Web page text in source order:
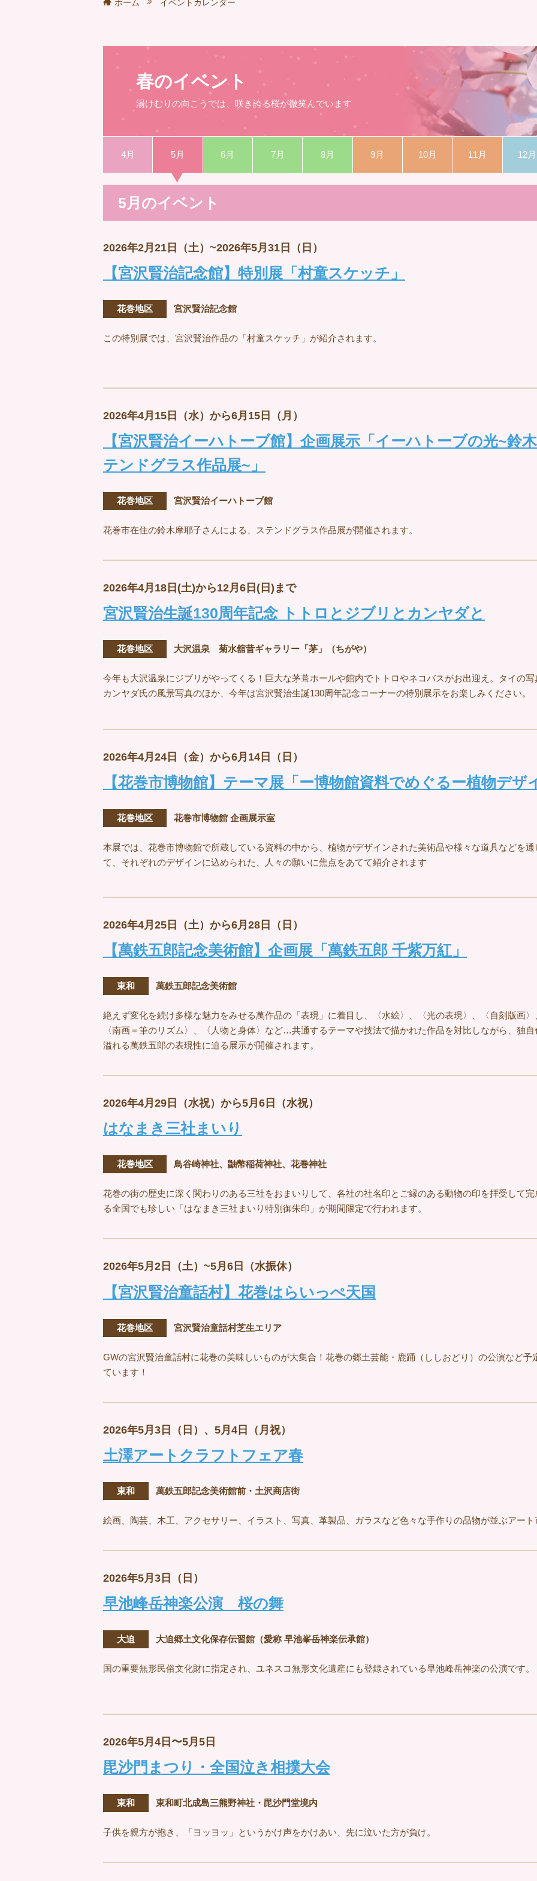
ホーム イベントカレンダー
春のイベント
湯けむりの向こうでは、咲き誇る桜が微笑んでいます
4月 5月 6月 7月 8月 9月 10月 11月 12月
5月のイベント
2026年2月21日（土）~2026年5月31日（日）
【宮沢賢治記念館】特別展「村童スケッチ」
花巻地区 宮沢賢治記念館
この特別展では、宮沢賢治作品の「村童スケッチ」が紹介されます。
2026年4月15日（水）から6月15日（月）
【宮沢賢治イーハトーブ館】企画展示「イーハトーブの光~鈴
テンドグラス作品展~」
花巻地区 宮沢賢治イーハトーブ館
花巻市在住の鈴木摩耶子さんによる、ステンドグラス作品展が開催されます。
2026年4月18日(土)から12月6日(日)まで
宮沢賢治生誕130周年記念 トトロとジブリとカンヤダと
花巻地区 大沢温泉 菊水舘昔ギャラリー「茅」（ちがや）
今年も大沢温泉にジブリがやってくる！巨大な茅葺ホールや館内でトトロやネコバスがお出迎え。タイの写
カンヤダ氏の風景写真のほか、今年は宮沢賢治生誕130周年記念コーナーの特別展示をお楽しみください。
2026年4月24日（金）から6月14日（日）
【花巻市博物館】テーマ展「ー博物館資料でめぐるー植物デザ
花巻地区 花巻市博物館 企画展示室
本展では、花巻市博物館で所蔵している資料の中から、植物がデザインされた美術品や様々な道具などを通
て、それぞれのデザインに込められた、人々の願いに焦点をあてて紹介されます
2026年4月25日（土）から6月28日（日）
【萬鉄五郎記念美術館】企画展「萬鉄五郎 千紫万紅」
東和 萬鉄五郎記念美術館
絶えず変化を続け多様な魅力をみせる萬作品の「表現」に着目し、〈水絵〉、〈光の表現〉、〈自刻版画〉
〈南画＝筆のリズム〉、〈人物と身体〉など…共通するテーマや技法で描かれた作品を対比しながら、独自
溢れる萬鉄五郎の表現性に迫る展示が開催されます。
2026年4月29日（水祝）から5月6日（水祝）
はなまき三社まいり
花巻地区 鳥谷崎神社、鼬幣稲荷神社、花巻神社
花巻の街の歴史に深く関わりのある三社をおまいりして、各社の社名印とご縁のある動物の印を拝受して完
る全国でも珍しい「はなまき三社まいり特別御朱印」が期間限定で行われます。
2026年5月2日（土）~5月6日（水振休）
【宮沢賢治童話村】花巻はらいっぺ天国
花巻地区 宮沢賢治童話村芝生エリア
GWの宮沢賢治童話村に花巻の美味しいものが大集合！花巻の郷土芸能・鹿踊（ししおどり）の公演など予
ています！
2026年5月3日（日）、5月4日（月祝）
土澤アートクラフトフェア春
東和 萬鉄五郎記念美術館前・土沢商店街
絵画、陶芸、木工、アクセサリー、イラスト、写真、革製品、ガラスなど色々な手作りの品物が並ぶアート
2026年5月3日（日）
早池峰岳神楽公演 桜の舞
大迫 大迫郷土文化保存伝習館（愛称 早池峯岳神楽伝承館）
国の重要無形民俗文化財に指定され、ユネスコ無形文化遺産にも登録されている早池峰岳神楽の公演です。
2026年5月4日〜5月5日
毘沙門まつり・全国泣き相撲大会
東和 東和町北成島三熊野神社・毘沙門堂境内
子供を親方が抱き、「ヨッヨッ」というかけ声をかけあい、先に泣いた方が負け。